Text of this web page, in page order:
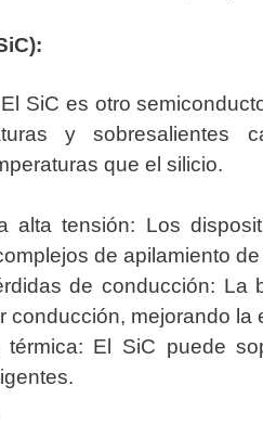
El SiC es otro
y sobresalientes
que el silicio.
alta tensión: Los
de apilamiento
de conducción: La
conducción, mejorando la
térmica: El SiC puede